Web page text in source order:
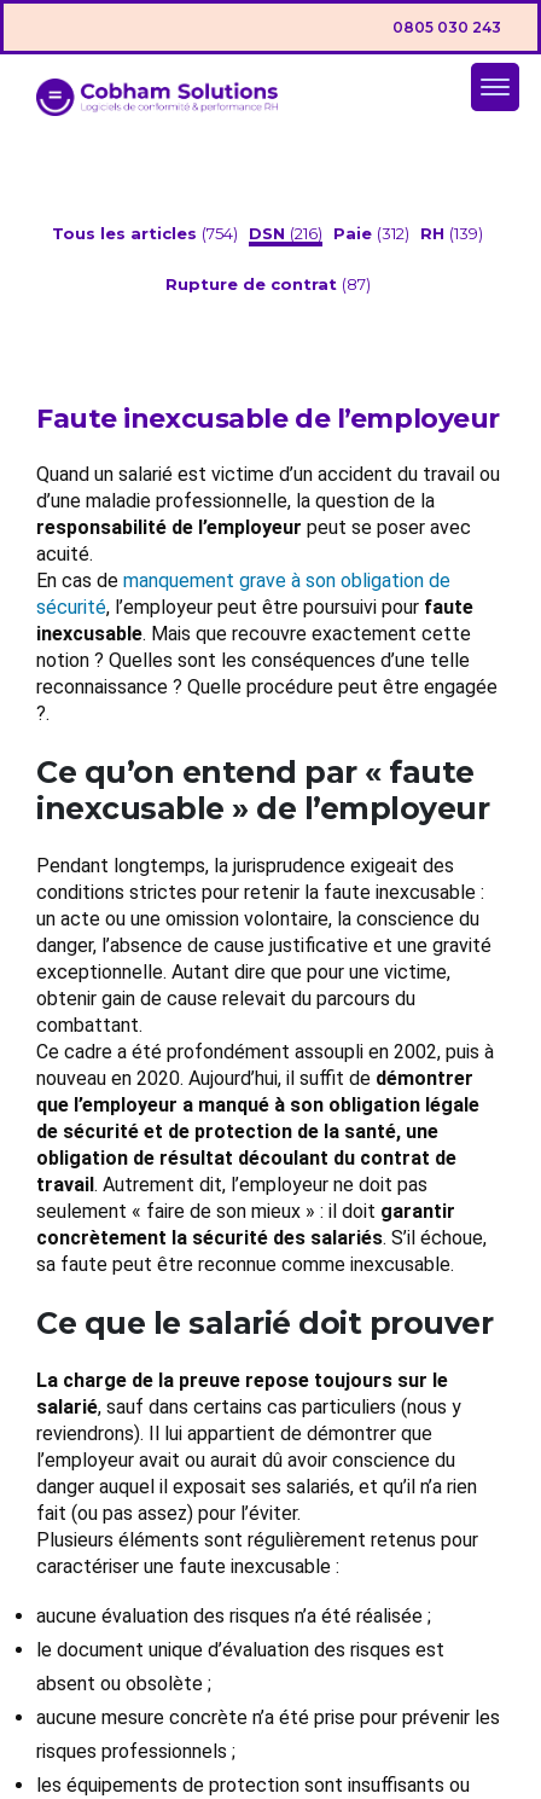
0805 030 243
Tous les articles (754) DSN (216) Paie (312) RH (139)
Rupture de contrat (87)
Faute inexcusable de l’employeur
Quand un salarié est victime d’un accident du travail ou
d’une maladie professionnelle, la question de la
responsabilité de l’employeur peut se poser avec
acuité.
En cas de manquement grave à son obligation de
sécurité, l’employeur peut être poursuivi pour faute
inexcusable. Mais que recouvre exactement cette
notion ? Quelles sont les conséquences d’une telle
reconnaissance ? Quelle procédure peut être engagée
?.
Ce qu’on entend par « faute
inexcusable » de l’employeur
Pendant longtemps, la jurisprudence exigeait des
conditions strictes pour retenir la faute inexcusable :
un acte ou une omission volontaire, la conscience du
danger, l’absence de cause justificative et une gravité
exceptionnelle. Autant dire que pour une victime,
obtenir gain de cause relevait du parcours du
combattant.
Ce cadre a été profondément assoupli en 2002, puis à
nouveau en 2020. Aujourd’hui, il suffit de démontrer
que l’employeur a manqué à son obligation légale
de sécurité et de protection de la santé, une
obligation de résultat découlant du contrat de
travail . Autrement dit, l’employeur ne doit pas
seulement « faire de son mieux » : il doit garantir
concrètement la sécurité des salariés. S’il échoue,
sa faute peut être reconnue comme inexcusable.
Ce que le salarié doit prouver
La charge de la preuve repose toujours sur le
salarié, sauf dans certains cas particuliers (nous y
reviendrons). Il lui appartient de démontrer que
l’employeur avait ou aurait dû avoir conscience du
danger auquel il exposait ses salariés, et qu’il n’a rien
fait (ou pas assez) pour l’éviter.
Plusieurs éléments sont régulièrement retenus pour
caractériser une faute inexcusable :
aucune évaluation des risques n’a été réalisée ;
le document unique d’évaluation des risques est
absent ou obsolète ;
aucune mesure concrète n’a été prise pour prévenir les
risques professionnels ;
les équipements de protection sont insuffisants ou